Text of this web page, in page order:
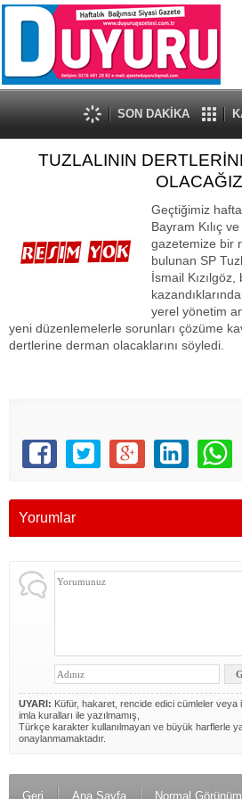
SON DAKİKA
TUZLALININ
OLACAĞIZ
Geçtiğimiz
Bayram Kılıç
gazetemize bir
bulunan SP
İsmail
yerel yönetim
yeni düzenlemelerle sorunları çözüme
dertlerine derman olacaklarını söyledi.
Yorumlar
UYARI: Küfür, hakaret, rencide edici cümleler veya
imla kuralları ile yazılmamış,
Türkçe karakter kullanılmayan ve büyük harflerle
onaylanmamaktadır.
Geri Ana Sayfa Normal Görünüm